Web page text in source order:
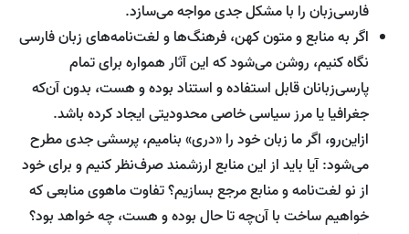
فارسی‌زبان را با مشکل جدی مواجه می‌سازد.
اگر به منابع و متون کهن، فرهنگ‌ها و لغت‌نامه‌های زبان فارسی
نگاه کنیم، روشن می‌شود که این آثار همواره برای تمام
پارسی‌زبانان قابل استفاده و استناد بوده و هست، بدون آن‌که
جغرافیا یا مرز سیاسی خاصی محدودیتی ایجاد کرده باشد.
ازاین‌رو، اگر ما زبان خود را «دری» بنامیم، پرسشی جدی مطرح
می‌شود: آیا باید از این منابع ارزشمند صرف‌نظر کنیم و برای خود
از نو لغت‌نامه و منابع مرجع بسازیم؟ تفاوت ماهوی منابعی که
خواهیم ساخت با آن‌چه تا حال بوده و هست، چه خواهد بود؟